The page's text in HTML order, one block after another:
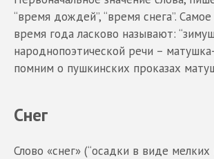
“время дождей”, “время снега”.
время года ласково называют:
народнопоэтической речи –
помним о пушкинских проказах
Снег
Слово «снег» (“осадки в виде мелких